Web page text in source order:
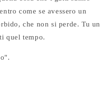
come se avessero un
che non si perde. Tu un
quel tempo.